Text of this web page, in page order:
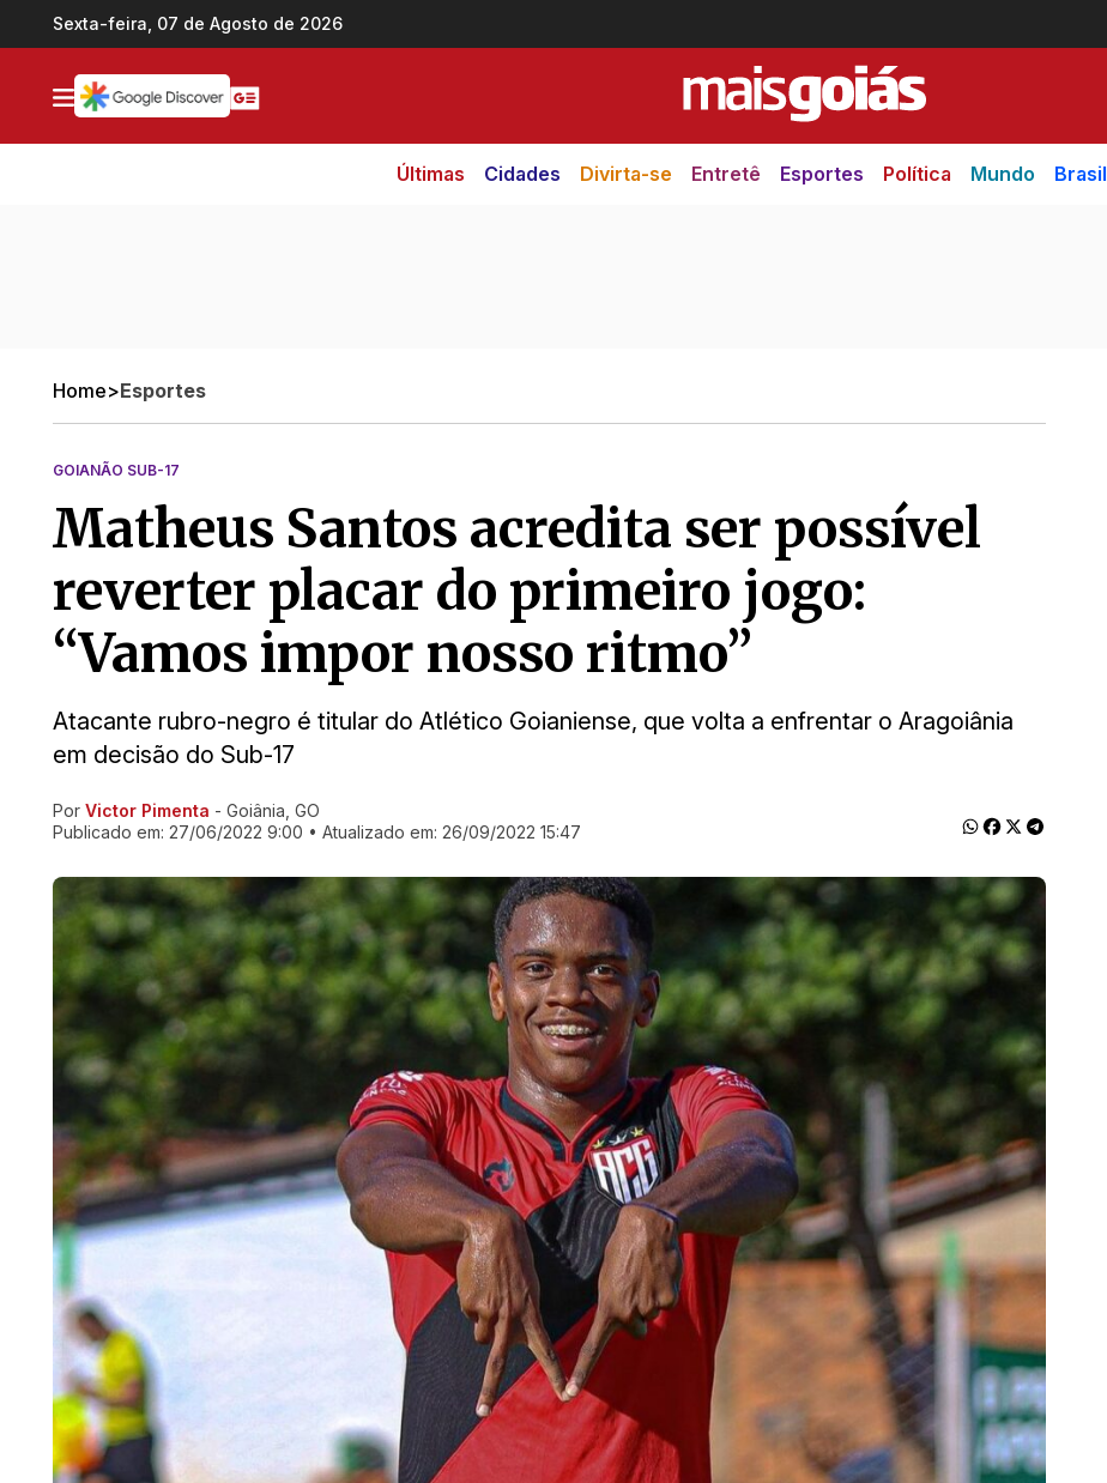
Ir direto pro conteúdo
Sexta-feira, 07 de Agosto de 2026
Últimas Cidades Divirta-se Entretê Esportes Política Mundo Brasil
Home>Esportes
GOIANÃO SUB-17
Matheus Santos acredita ser possível
reverter placar do primeiro jogo:
“Vamos impor nosso ritmo”
Atacante rubro-negro é titular do Atlético Goianiense, que volta a enfrentar o Aragoiânia
em decisão do Sub-17
Ir direto pra matéria
Por Victor Pimenta - Goiânia, GO
Publicado em: 27/06/2022 9:00 • Atualizado em: 26/09/2022 15:47